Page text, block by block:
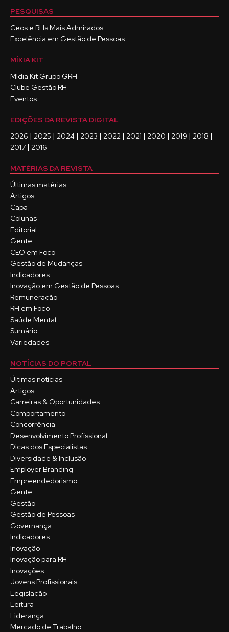
PESQUISAS
Ceos e RHs Mais Admirados
Excelência em Gestão de Pessoas
MÍKIA KIT
Mídia Kit Grupo GRH
Clube Gestão RH
Eventos
EDIÇÕES DA REVISTA DIGITAL
2026 | 2025 | 2024 | 2023 | 2022 | 2021 | 2020 | 2019 | 2018 |
2017 | 2016
MATÉRIAS DA REVISTA
Últimas matérias
Artigos
Capa
Colunas
Editorial
Gente
CEO em Foco
Gestão de Mudanças
Indicadores
Inovação em Gestão de Pessoas
Remuneração
RH em Foco
Saúde Mental
Sumário
Variedades
NOTÍCIAS DO PORTAL
Últimas notícias
Artigos
Carreiras & Oportunidades
Comportamento
Concorrência
Desenvolvimento Profissional
Dicas dos Especialistas
Diversidade & Inclusão
Employer Branding
Empreendedorismo
Gente
Gestão
Gestão de Pessoas
Governança
Indicadores
Inovação
Inovação para RH
Inovações
Jovens Profissionais
Legislação
Leitura
Liderança
Mercado de Trabalho